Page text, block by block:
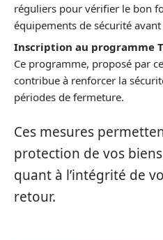
réguliers pour vérifier le bon
équipements de sécurité
Inscription au programme
Ce programme, proposé par
contribue à renforcer la
périodes de fermeture.
Ces mesures
protection de vos
quant à l’intégrité de
retour.